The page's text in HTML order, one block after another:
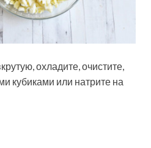
охладите, очистите,
кубиками или натрите на